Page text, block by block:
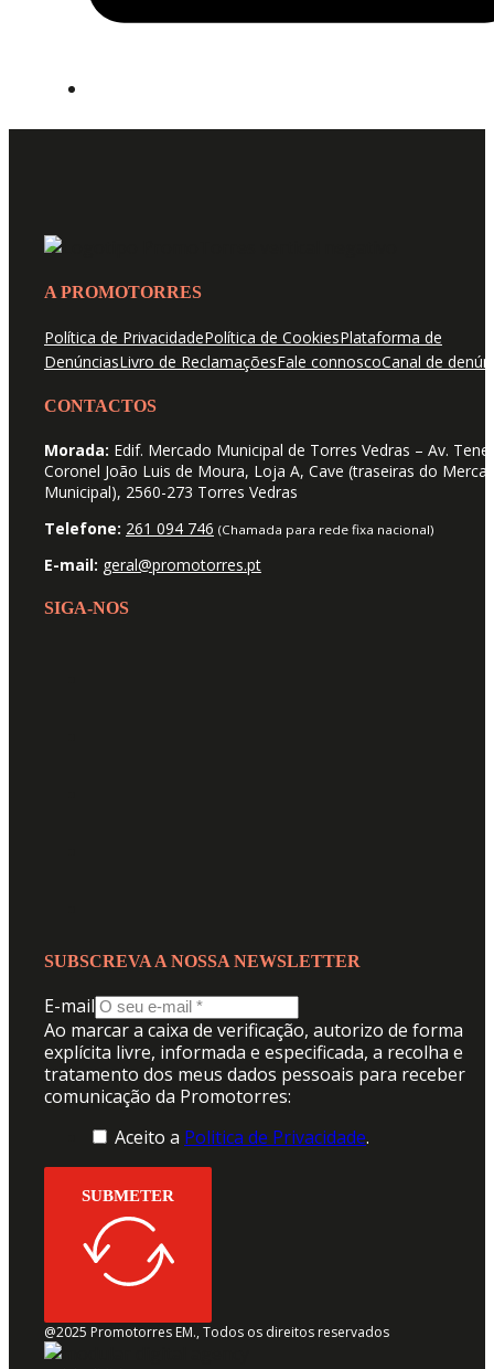
A PROMOTORRES
Política de PrivacidadePolítica de CookiesPlataforma de
DenúnciasLivro de ReclamaçõesFale connoscoCanal de
CONTACTOS
Morada: Edif. Mercado Municipal de Torres Vedras – Av.
Coronel João Luis de Moura, Loja A, Cave (traseiras do
Municipal), 2560-273 Torres Vedras
Telefone: 261 094 746 (Chamada para rede fixa nacional)
E-mail: geral@promotorres.pt
SIGA-NOS
SUBSCREVA A NOSSA NEWSLETTER
E-mail
Ao marcar a caixa de verificação, autorizo de forma
explícita livre, informada e especificada, a recolha e
tratamento dos meus dados pessoais para receber
comunicação da Promotorres:
Aceito a Politica de Privacidade.
SUBMETER
@2025 Promotorres EM., Todos os direitos reservados